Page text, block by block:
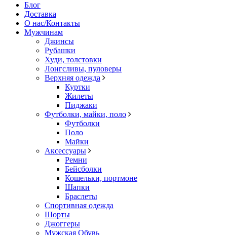
Блог
Доставка
О нас/Контакты
Мужчинам
Джинсы
Рубашки
Худи, толстовки
Лонгсливы, пуловеры
Верхняя одежда
Куртки
Жилеты
Пиджаки
Футболки, майки, поло
Футболки
Поло
Майки
Аксессуары
Ремни
Бейсболки
Кошельки, портмоне
Шапки
Браслеты
Спортивная одежда
Шорты
Джоггеры
Мужская Обувь